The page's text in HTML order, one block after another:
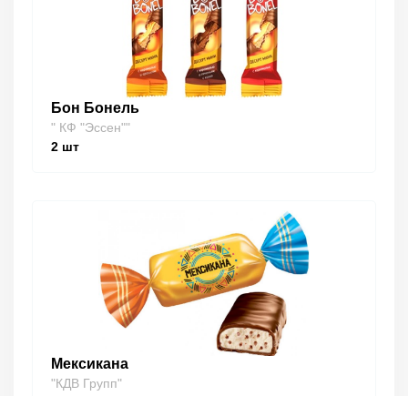
Бон Бонель
" КФ "Эссен""
2 шт
Мексикана
"КДВ Групп"